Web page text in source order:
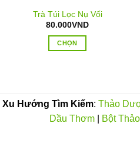
Trà Túi Lọc Nụ Vối
80.000VND
CHỌN
nhiều
biến
Xu Hướng Tìm Kiếm: Thảo
Dầu Thơm
Bột